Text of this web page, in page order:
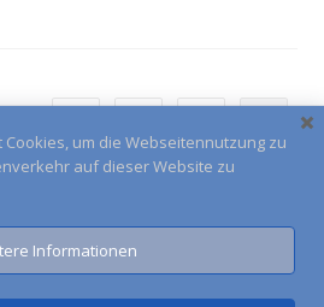
Kontakt Anfahrt
um die Webseitennutzung zu
auf dieser Website zu
Informationen